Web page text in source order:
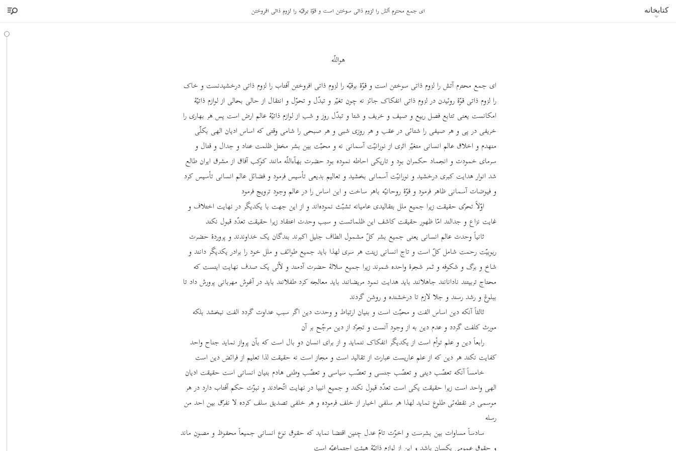
کتابخانه ای جمع محترم آتش را لزوم ذاتی سوختن است و قوّۀ برقیّه را لزوم ذاتی افروختن
هواللّه
ای جمع محترم آتش را لزوم ذاتی سوختن است و قوّۀ برقیّه را لزوم ذاتی افروختن آفتاب را لزوم ذاتی درخشیدنست و خاک
را لزوم ذاتی قوّۀ روئیدن در لزوم ذاتی انفکاک جائز نه چون تغیّر و تبدّل و تحوّل و انتقال از حالی بحالی از لوازم ذاتیّۀ
امکانست یعنی تتابع فصل ربیع و صیف و خریف و شتا و تبدّل روز و شب از لوازم ذاتیّۀ عالم ارض است پس هر بهاری را
خریفی در پی و هر صیفی را شتائی در عقب و هر روزی شبی و هر صبحی را شامی وقتی که اساس ادیان الهی بکلّی
منهدم و اخلاق عالم انسانی متغیّر اثری از نورانیّت آسمانی نه و محبّت بین بشر مختل ظلمت عناد و جدال و قتال و
سرمای خمودت و انجماد حکمران بود و تاریکی احاطه نموده بود حضرت بهآءاللّه مانند کوکب آفاق از مشرق ایران طالع
شد انوار هدایت کبری درخشید و نورانیّت آسمانی بخشید و تعالیم بدیعی تأسیس فرمود و فضائل عالم انسانی تأسیس کرد
و فیوضات آسمانی ظاهر فرمود و قوّۀ روحانیّه باهر ساخت و این اساس را در عالم وجود ترویج فرمود
اوّلاً تحرّی حقیقت زیرا جمیع ملل بتقالیدی عامیانه تشبّث نموده‌اند و از این جهت با یکدیگر در نهایت اختلاف و
غایت نزاع و جدالند امّا ظهور حقیقت کاشف این ظلماتست و سبب وحدت اعتقاد زیرا حقیقت تعدّد قبول نکند
ثانیاً وحدت عالم انسانی یعنی جمیع بشر کلّ مشمول الطاف جلیل اکبرند بندگان یک خداوندند و پروردۀ حضرت
ربوبیّت رحمت شامل کلّ است و تاج انسانی زینت هر سری لهذا باید جمیع طوائف و ملل خود را برادر یکدیگر دانند و
شاخ و برگ و شکوفه و ثمر شجرۀ واحده شمرند زیرا جمیع سلالۀ حضرت آدمند و لآلی یک صدف نهایت اینست که
محتاج تربیتند نادانانند جاهلانند باید هدایت نمود مریضانند باید معالجه کرد طفلانند باید در آغوش مهربانی پرورش داد تا
ببلوغ و رشد رسند و جلا لازم تا درخشنده و روشن گردند
ثالثاً آنکه دین اساس الفت و محبّت است و بنیان ارتباط و وحدت دین اگر سبب عداوت گردد الفت نبخشد بلکه
مورث کلفت گردد و عدم دین به از وجود آنست و تجرّد از دین مرجّح بر آن
رابعاً دین و علم توأم است از یکدیگر انفکاک ننماید و از برای انسان دو بال است که بآن پرواز نماید جناح واحد
کفایت نکند هر دین که از علم عاریست عبارت از تقالید است و مجاز است نه حقیقت لذا تعلیم از فرائض دین است
خامساً آنکه تعصّب دینی و تعصّب جنسی و تعصّب سیاسی و تعصّب وطنی هادم بنیان انسانی است حقیقت ادیان
الهی واحد است زیرا حقیقت یکی است تعدّد قبول نکند و جمیع انبیا در نهایت اتّحادند و نبوّت حکم آفتاب دارد در هر
موسمی در نقطه‌ئی طلوع نماید لهذا هر سلفی اخبار از خلف فرموده و هر خلفی تصدیق سلف کرده لا نفرّق بین احد من
رسله
سادساً مساوات بین بشرست و اخوّت تامّ عدل چنین اقتضا نماید که حقوق نوع انسانی جمیعاً محفوظ و مصون ماند